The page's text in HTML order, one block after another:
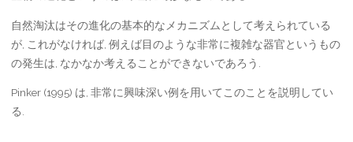
自然淘汰はその進化の基本的なメカニズムとして考えられている
が, これがなければ, 例えば目のような非常に複雑な器官というもの
の発生は, なかなか考えることができないであろう.
Pinker (1995) は, 非常に興味深い例を用いてこのことを説明してい
る.